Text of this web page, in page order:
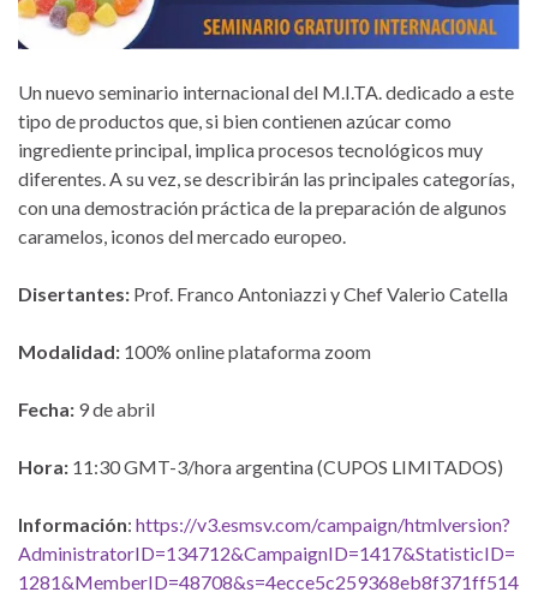
Un nuevo seminario internacional del M.I.TA. dedicado a este
tipo de productos que, si bien contienen azúcar como
ingrediente principal, implica procesos tecnológicos muy
diferentes. A su vez, se describirán las principales categorías,
con una demostración práctica de la preparación de algunos
caramelos, iconos del mercado europeo.
Disertantes: Prof. Franco Antoniazzi y Chef Valerio Catella
Modalidad: 100% online plataforma zoom
Fecha: 9 de abril
Hora: 11:30 GMT-3/hora argentina (CUPOS LIMITADOS)
Información: https://v3.esmsv.com/campaign/htmlversion?
AdministratorID=134712&CampaignID=1417&StatisticID=
1281&MemberID=48708&s=4ecce5c259368eb8f371ff514